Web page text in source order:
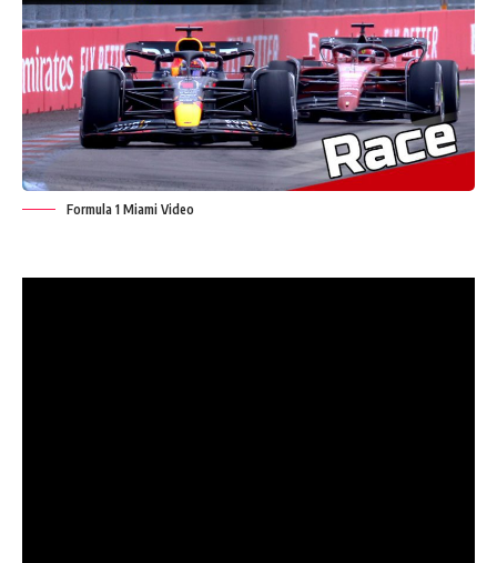
Formula 1 Miami Video